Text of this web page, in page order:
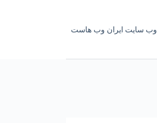
وب سایت ایران وب هاست